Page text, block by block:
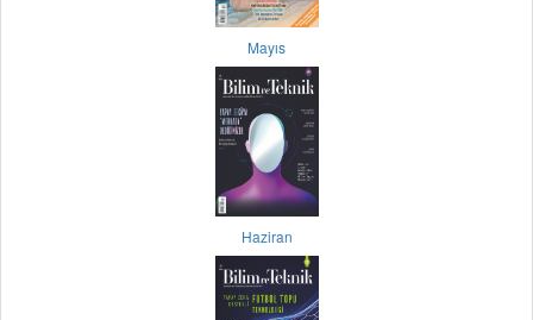
Mayıs
Haziran